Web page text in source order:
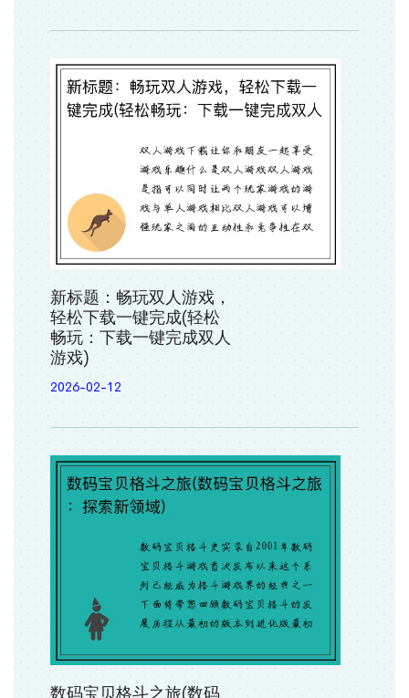
新标题：畅玩双人游戏，
轻松下载一键完成(轻松
畅玩：下载一键完成双人
游戏)
2026-02-12
数码宝贝格斗之旅(数码